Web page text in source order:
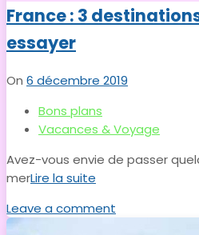
France : 3
essayer
On 6 décembre 2019
Bons plans
Vacances & Voyage
Avez-vous envie de passer
merLire la suite
Leave a comment